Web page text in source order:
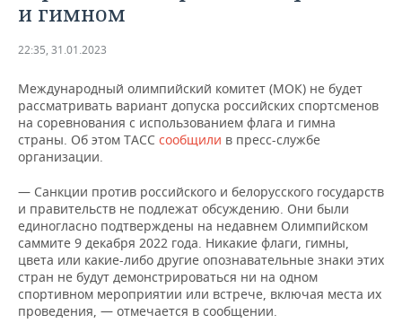
ДЕКЛАРАЦИИ О ДОХОДАХ
КОРОЛИ ГОСЗАКАЗА ПФО
ВУЗЫ ТАТАРСТАНА
КОМУ ПРИНАДЛЕЖАТ
ТОРГОВЫЕ ЦЕНТРЫ
ТАТАРСТАНА
НОВОСТИ ЭКОНОМИКИ
ФИНАНСЫ
БАНКИ
БЮДЖЕТ
ИНВЕСТИЦИИ
ПРОМЫШЛЕННОСТЬ
НОВОСТИ
ПРОМЫШЛЕННОСТИ
МАШИНОСТРОЕНИЕ
НЕФТЕХИМИЯ
НЕФТЬ
НЕДВИЖИМОСТЬ
НОВОСТИ НЕДВИЖИМОСТИ
АВТО
НОВОСТИ АВТО
БИЗНЕС
НОВОСТИ БИЗНЕСА
РОЗНИЧНАЯ ТОРГОВЛЯ
ТЕХНОЛОГИИ
НОВОСТИ ТЕХНОЛОГИЙ
МЕРОПРИЯТИЯ
и гимном
22:35, 31.01.2023
Международный олимпийский комитет (МОК) не будет
рассматривать вариант допуска российских спортсменов
на соревнования с использованием флага и гимна
страны. Об этом ТАСС сообщили в пресс-службе
организации.
— Санкции против российского и белорусского государств
и правительств не подлежат обсуждению. Они были
единогласно подтверждены на недавнем Олимпийском
саммите 9 декабря 2022 года. Никакие флаги, гимны,
цвета или какие-либо другие опознавательные знаки этих
стран не будут демонстрироваться ни на одном
спортивном мероприятии или встрече, включая места их
проведения, — отмечается в сообщении.